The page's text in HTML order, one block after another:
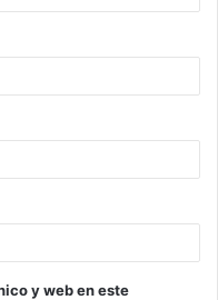
y web en este